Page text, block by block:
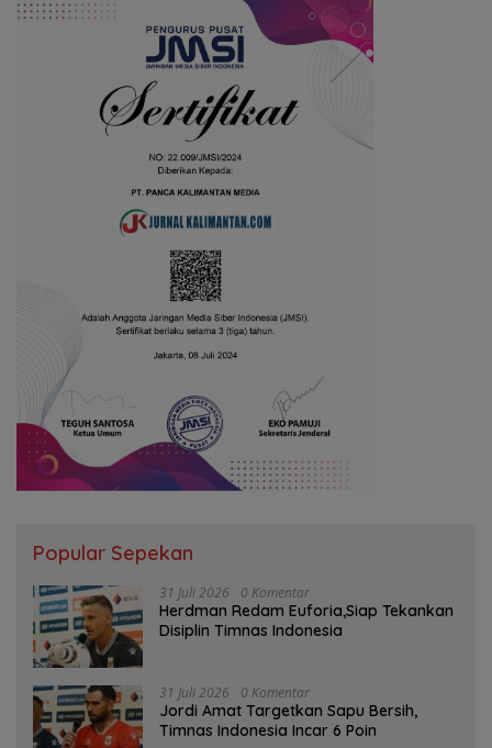
Popular Sepekan
31 Juli 2026 0 Komentar
Herdman Redam Euforia,Siap Tekankan
Disiplin Timnas Indonesia
31 Juli 2026 0 Komentar
Jordi Amat Targetkan Sapu Bersih,
Timnas Indonesia Incar 6 Poin